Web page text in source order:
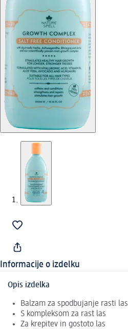
Informacije o izdelku
Opis izdelka
Balzam za spodbujanje rasti las
S kompleksom za rast las
Za krepitev in gostoto las